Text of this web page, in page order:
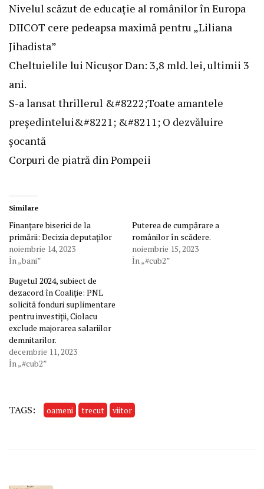
Nivelul scăzut de educație al românilor în Europa
DIICOT cere pedeapsa maximă pentru „Liliana
Jihadista”
Cheltuielile lui Nicușor Dan: 3,8 mld. lei, ultimii 3
ani.
S-a lansat thrillerul &#8222;Toate amantele
președintelui&#8221; &#8211; O dezvăluire
șocantă
Corpuri de piatră din Pompeii
Similare
Finanțare biserici de la
primării: Decizia deputaților
noiembrie 14, 2023
În „bani”
Puterea de cumpărare a
românilor în scădere.
noiembrie 15, 2023
În „#cub2”
Bugetul 2024, subiect de
dezacord în Coaliție: PNL
solicită fonduri suplimentare
pentru investiții, Ciolacu
exclude majorarea salariilor
demnitarilor.
decembrie 11, 2023
În „#cub2”
TAGS: oameni trecut viitor